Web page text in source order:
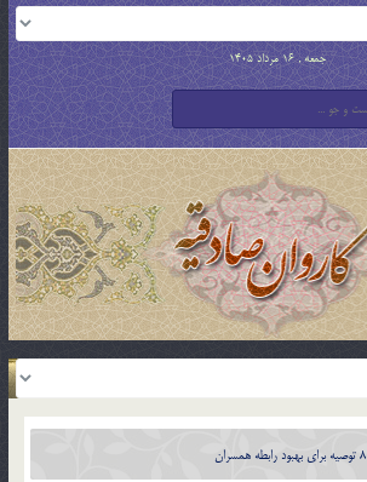
جمعه , 16 مرداد 1405
8 توصيه براي بهبود رابطه همسران